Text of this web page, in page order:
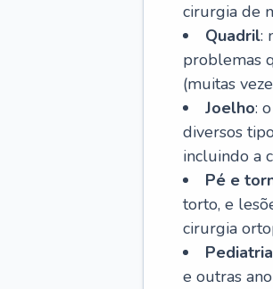
cirurgia de
Quadril:
problemas
(muitas
Joelho:
diversos
incluindo a
Pé e
torto, e
cirurgia
Pediatria
e outras